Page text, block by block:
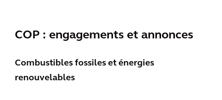
COP : engagements et annonces
Combustibles fossiles et énergies
renouvelables